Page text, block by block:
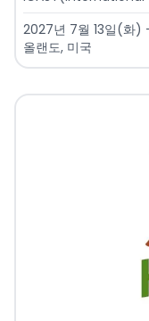
2027년 7월 13일(화)
올랜도, 미국